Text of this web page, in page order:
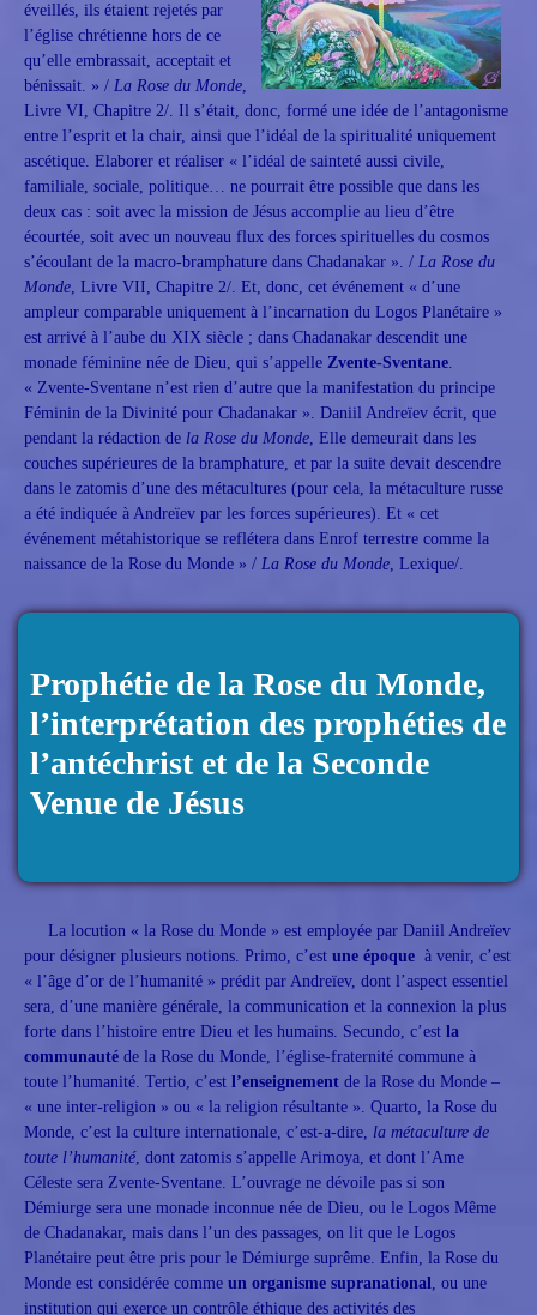
éveillés, ils étaient rejetés par
l’église chrétienne hors de ce
qu’elle embrassait, acceptait et
bénissait. » / La Rose du Monde,
Livre VI, Chapitre 2/. Il s’était, donc, formé une idée de l’antagonisme
entre l’esprit et la chair, ainsi que l’idéal de la spiritualité uniquement
ascétique. Elaborer et réaliser « l’idéal de sainteté aussi civile,
familiale, sociale, politique… ne pourrait être possible que dans les
deux cas : soit avec la mission de Jésus accomplie au lieu d’être
écourtée, soit avec un nouveau flux des forces spirituelles du cosmos
s’écoulant de la macro-bramphature dans Chadanakar ». / La Rose du
Monde, Livre VII, Chapitre 2/. Et, donc, cet événement « d’une
ampleur comparable uniquement à l’incarnation du Logos Planétaire »
est arrivé à l’aube du XIX siècle ; dans Chadanakar descendit une
monade féminine née de Dieu, qui s’appelle Zvente-Sventane.
« Zvente-Sventane n’est rien d’autre que la manifestation du principe
Féminin de la Divinité pour Chadanakar ». Daniil Andreïev écrit, que
pendant la rédaction de la Rose du Monde, Elle demeurait dans les
couches supérieures de la bramphature, et par la suite devait descendre
dans le zatomis d’une des métacultures (pour cela, la métaculture russe
a été indiquée à Andreïev par les forces supérieures). Et « cet
événement métahistorique se reflétera dans Enrof terrestre comme la
naissance de la Rose du Monde » / La Rose du Monde, Lexique/.
Prophétie de la Rose du Monde,
l’interprétation des prophéties de
l’antéchrist et de la Seconde
Venue de Jésus
La locution « la Rose du Monde » est employée par Daniil Andreïev
pour désigner plusieurs notions. Primo, c’est une époque à venir, c’est
« l’âge d’or de l’humanité » prédit par Andreïev, dont l’aspect essentiel
sera, d’une manière générale, la communication et la connexion la plus
forte dans l’histoire entre Dieu et les humains. Secundo, c’est la
communauté de la Rose du Monde, l’église-fraternité commune à
toute l’humanité. Tertio, c’est l’enseignement de la Rose du Monde –
« une inter-religion » ou « la religion résultante ». Quarto, la Rose du
Monde, c’est la culture internationale, c’est-a-dire, la métaculture de
toute l’humanité, dont zatomis s’appelle Arimoya, et dont l’Ame
Céleste sera Zvente-Sventane. L’ouvrage ne dévoile pas si son
Démiurge sera une monade inconnue née de Dieu, ou le Logos Même
de Chadanakar, mais dans l’un des passages, on lit que le Logos
Planétaire peut être pris pour le Démiurge suprême. Enfin, la Rose du
Monde est considérée comme un organisme supranational, ou une
institution qui exerce un contrôle éthique des activités des